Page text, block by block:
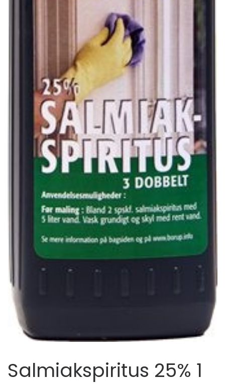
Salmiakspiritus 25% 1